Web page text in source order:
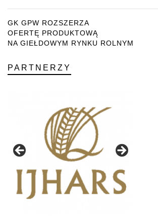
GK GPW ROZSZERZA
OFERTĘ PRODUKTOWĄ
NA GIEŁDOWYM RYNKU ROLNYM
PARTNERZY